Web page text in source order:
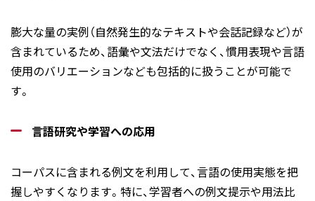
膨大な量の実例（自然発生的なテキストや会話記録など）が
含まれているため、語彙や文法だけでなく、慣用表現や言語
使用のバリエーションなども包括的に扱うことが可能で
す。
言語研究や学習への応用
コーパスに含まれる例文を利用して、言語の使用実態を把
握しやすくなります。特に、学習者への例文提示や用法比